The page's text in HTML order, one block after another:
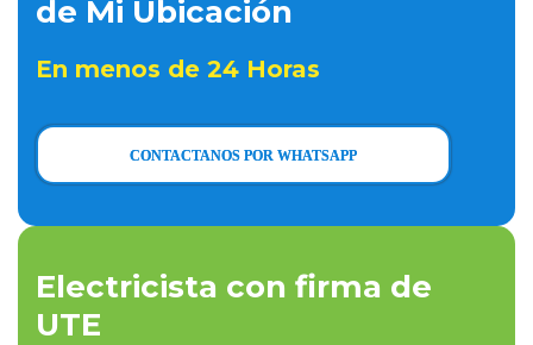
de Mi Ubicación
En menos de 24 Horas
CONTACTANOS POR WHATSAPP
Electricista con firma de
UTE